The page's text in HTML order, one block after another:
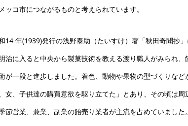
ッコ市につながるものと考えられています。
14 年(1939)発行の浅野泰助（たいすけ）著「秋田奇聞抄」
明治に入ると中央から製菓技術を教える渡り職人がみられ、
が一段と進歩しました。着色、動物や果物の型づくりなど
女、子供達の購買意欲を駆り立てた」とあり、その頃は周
節営業、兼業、副業の飴売り業者が主流を占めていました。